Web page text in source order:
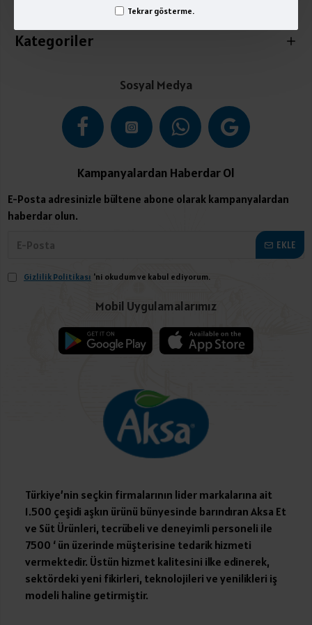
Tekrar gösterme.
Kategoriler
Sosyal Medya
Kampanyalardan Haberdar Ol
E-Posta adresinizle bültene abone olarak kampanyalardan
haberdar olun.
EKLE
Gizlilik Politikası 'ni okudum ve kabul ediyorum.
Mobil Uygulamalarımız
Türkiye’nin seçkin firmalarının lider markalarına ait
1.500 çeşidi aşkın ürünü bünyesinde barındıran Aksa Et
ve Süt Ürünleri, tecrübeli ve deneyimli personeli ile
7500 ‘ ün üzerinde müşterisine tedarik hizmeti
vermektedir. Üstün hizmet kalitesini ilke edinerek,
sektördeki yeni fikirleri, teknolojileri ve yenilikleri iş
modeli haline getirmiştir.